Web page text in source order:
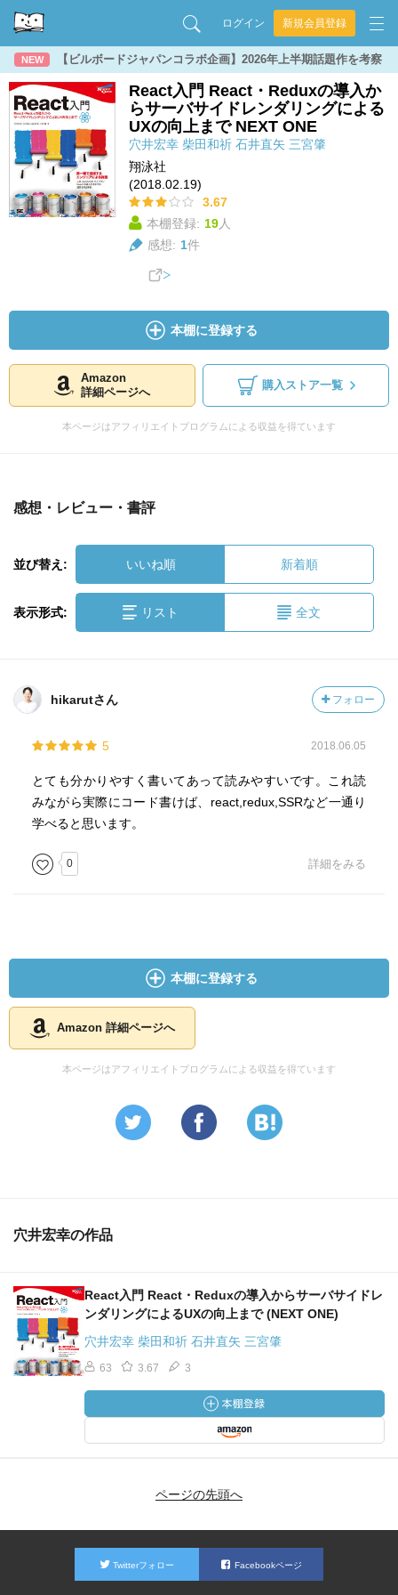
ログイン 新規会員登録
NEW 【ビルボードジャパンコラボ企画】2026年上半期話題作を考察
React入門 React・Reduxの導入か
らサーバサイドレンダリングによる
UXの向上まで NEXT ONE
穴井宏幸 柴田和祈 石井直矢 三宮肇
翔泳社
(2018.02.19)
3.67
本棚登録: 19人
感想: 1件
本棚に登録する
Amazon
詳細ページへ
購入ストア一覧
本ページはアフィリエイトプログラムによる収益を得ています
感想・レビュー・書評
並び替え: いいね順 新着順
表示形式: リスト 全文
hikarutさん フォロー
5 2018.06.05
とても分かりやすく書いてあって読みやすいです。これ読
みながら実際にコード書けば、react,redux,SSRなど一通り
学べると思います。
0 詳細をみる
本棚に登録する
Amazon 詳細ページへ
本ページはアフィリエイトプログラムによる収益を得ています
穴井宏幸の作品
React入門 React・Reduxの導入からサーバサイドレ
ンダリングによるUXの向上まで (NEXT ONE)
穴井宏幸 柴田和祈 石井直矢 三宮肇
63 3.67 3
ページの先頭へ
Twitterフォロー Facebookページ